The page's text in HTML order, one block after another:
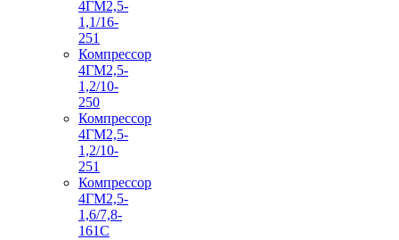
4ГМ2,5-
1,1/16-
251
Компрессор
4ГМ2,5-
1,2/10-
250
Компрессор
4ГМ2,5-
1,2/10-
251
Компрессор
4ГМ2,5-
1,6/7,8-
161С